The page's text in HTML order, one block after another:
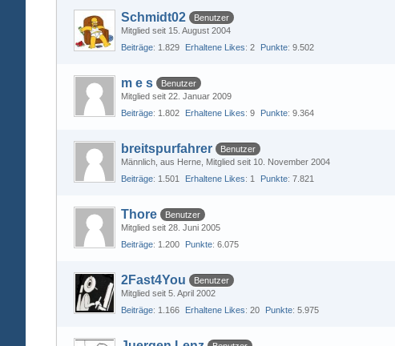
Schmidt02
Benutzer
Mitglied seit 15. August 2004
Beiträge 1.829 Erhaltene Likes 2 Punkte 9.502
m e s
Benutzer
Mitglied seit 22. Januar 2009
Beiträge 1.802 Erhaltene Likes 9 Punkte 9.364
breitspurfahrer
Benutzer
Männlich aus Herne Mitglied seit 10. November 2004
Beiträge 1.501 Erhaltene Likes 1 Punkte 7.821
Thore
Benutzer
Mitglied seit 28. Juni 2005
Beiträge 1.200 Punkte 6.075
2Fast4You
Benutzer
Mitglied seit 5. April 2002
Beiträge 1.166 Erhaltene Likes 20 Punkte 5.975